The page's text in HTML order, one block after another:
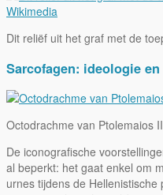
Wikimedia
Dit reliëf uit het graf met de
Sarcofagen: ideologie
Octodrachme van Ptolemaios
De iconografische
al beperkt: het gaat enkel om
urnes tijdens de